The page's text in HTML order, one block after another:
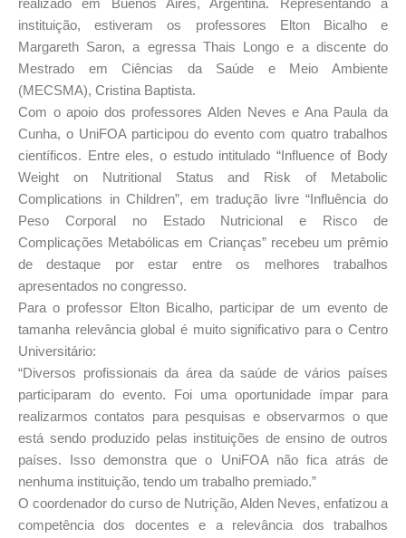
realizado em Buenos Aires, Argentina. Representando a
instituição, estiveram os professores Elton Bicalho e
Margareth Saron, a egressa Thais Longo e a discente do
Mestrado em Ciências da Saúde e Meio Ambiente
(MECSMA), Cristina Baptista.
Com o apoio dos professores Alden Neves e Ana Paula da
Cunha, o UniFOA participou do evento com quatro trabalhos
científicos. Entre eles, o estudo intitulado “Influence of Body
Weight on Nutritional Status and Risk of Metabolic
Complications in Children”, em tradução livre “Influência do
Peso Corporal no Estado Nutricional e Risco de
Complicações Metabólicas em Crianças” recebeu um prêmio
de destaque por estar entre os melhores trabalhos
apresentados no congresso.
Para o professor Elton Bicalho, participar de um evento de
tamanha relevância global é muito significativo para o Centro
Universitário:
“Diversos profissionais da área da saúde de vários países
participaram do evento. Foi uma oportunidade ímpar para
realizarmos contatos para pesquisas e observarmos o que
está sendo produzido pelas instituições de ensino de outros
países. Isso demonstra que o UniFOA não fica atrás de
nenhuma instituição, tendo um trabalho premiado.”
O coordenador do curso de Nutrição, Alden Neves, enfatizou a
competência dos docentes e a relevância dos trabalhos